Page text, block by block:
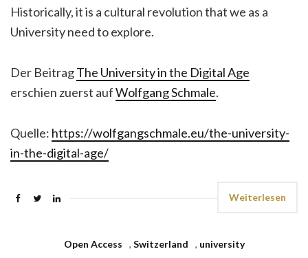
Historically, it is a cultural revolution that we as a
University need to explore.
Der BeitragThe University in the Digital Age
erschien zuerst aufWolfgang Schmale.
Quelle: https://wolfgangschmale.eu/the-university-
in-the-digital-age/
Weiterlesen
Open Access , Switzerland , university